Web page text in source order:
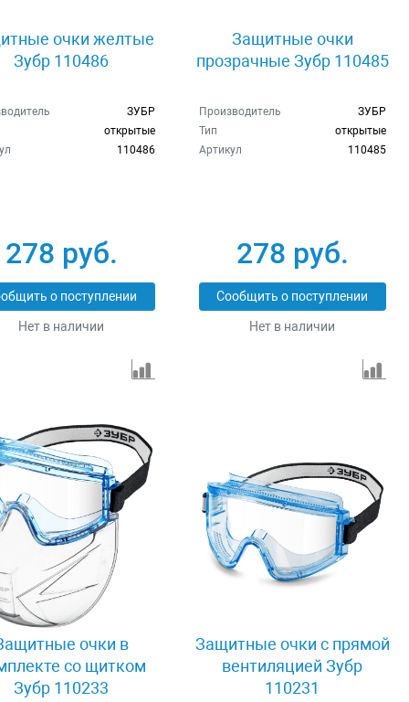
очки желтые
Зубр 110486
ЗУБР
открытые
110486
278 руб.
о поступлении
Нет в наличии
Защитные очки
прозрачные Зубр 110485
Производитель
ЗУБР
Тип
открытые
Артикул
110485
278 руб.
Сообщить о поступлении
Нет в наличии
очки в
со щитком
Зубр 110233
Защитные очки с прямой
вентиляцией Зубр
110231